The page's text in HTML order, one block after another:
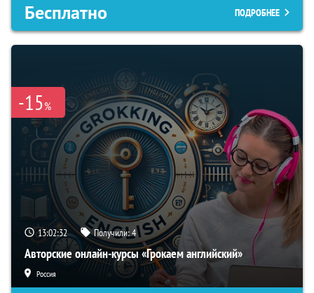
Бесплатно ПОДРОБНЕЕ
-15%
13:02:31 Получили:4
Авторские онлайн-курсы «Грокаем английский»
Россия